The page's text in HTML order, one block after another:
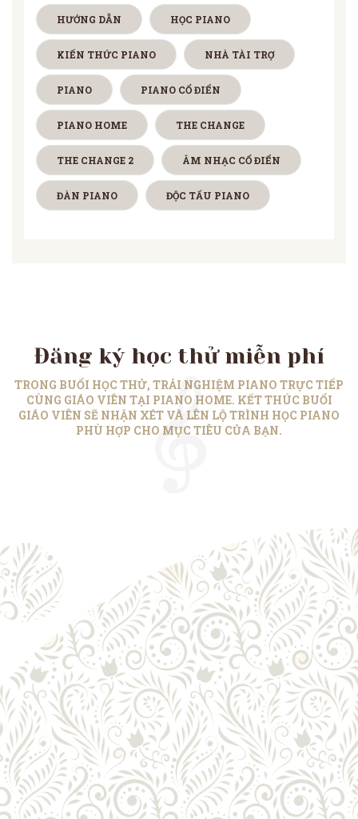
HƯỚNG DẪN HỌC PIANO
KIẾN THỨC PIANO NHÀ TÀI TRỢ
PIANO PIANO CỔ ĐIỂN
PIANO HOME THE CHANGE
THE CHANGE 2 ÂM NHẠC CỔ ĐIỂN
ĐÀN PIANO ĐỘC TẤU PIANO
Đăng ký học thử miễn phí
TRONG BUỔI HỌC THỬ, TRẢI NGHIỆM PIANO TRỰC TIẾP
CÙNG GIÁO VIÊN TẠI PIANO HOME. KẾT THÚC BUỔI
GIÁO VIÊN SẼ NHẬN XÉT VÀ LÊN LỘ TRÌNH HỌC PIANO
PHÙ HỢP CHO MỤC TIÊU CỦA BẠN.